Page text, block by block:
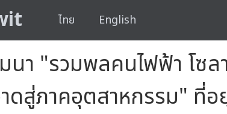
ไทย English
นา "รวมพลคนไฟฟ้า โ
ดสู่ภาคอุตสาหกรรม" ที่อ